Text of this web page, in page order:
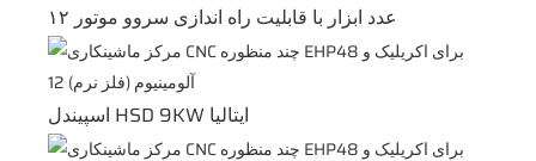
۱۲ عدد ابزار با قابلیت راه اندازی سروو موتور
اسپیندل HSD 9KW ایتالیا